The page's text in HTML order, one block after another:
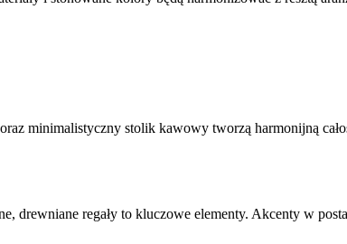
minimalistyczny stolik kawowy tworzą harmonijną
drewniane regały to kluczowe elementy. Akcenty w